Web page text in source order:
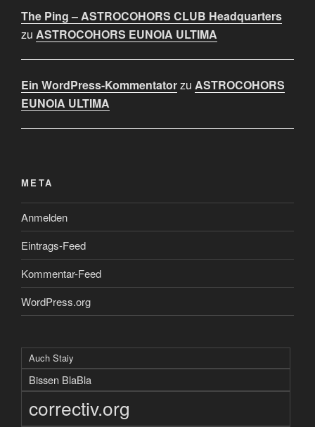
The Ping – ASTROCOHORS CLUB Headquarters
zu ASTROCOHORS EUNOIA ULTIMA
Ein WordPress-Kommentatorzu ASTROCOHORS
EUNOIA ULTIMA
META
Anmelden
Eintrags-Feed
Kommentar-Feed
WordPress.org
Auch Staiy
Bissen BlaBla
correctiv.org